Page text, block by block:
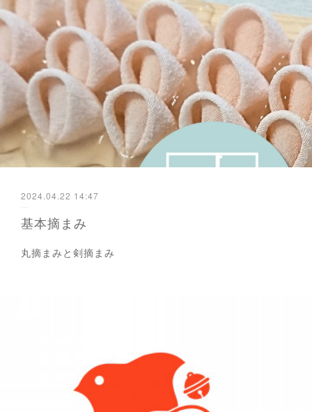
2024.04.22 14:47
基本摘まみ
丸摘まみと剣摘まみ